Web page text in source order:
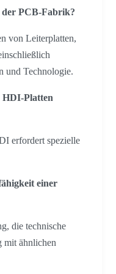
der PCB-Fabrik?
von Leiterplatten,
und Technologie.
HDI-Platten
erfordert spezielle
einer
die technische
mit ähnlichen